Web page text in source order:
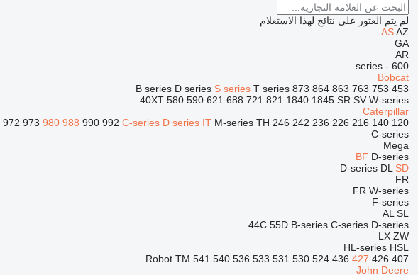
لم يتم العثور على نتائج لهذا الاستعلام
AS AZ
GA
AR
600 - series
Bobcat
453
753
763
863
864
873
B series D series S series T series
40XT 580 590 621 688 721 821 1840 1845 SR SV W-series
Caterpillar
120
140
216
226
236
242
246
972 973 980 988 990 992 C-series D series IT M-series TH
C-series
Mega
BF D-series
D-series DL SD
FR
FR W-series
F-series
AL SL
44C 55D B-series C-series D-series
LX ZW
HL-series HSL
407
426
427
436
524
530
531
533
536
540
541
Robot TM
John Deere